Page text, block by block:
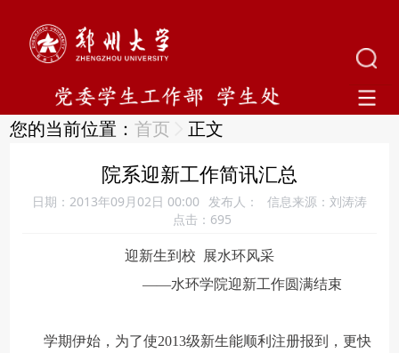
您的当前位置：首页 正文
院系迎新工作简讯汇总
日期：2013年09月02日 00:00 发布人：
信息来源：刘涛涛
点击： 695
迎新生到校 展水环风采
——水环学院迎新工作圆满结束
学期伊始，为了使2013级新生能顺利注册报到，更快